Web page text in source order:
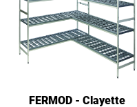
FERMOD - Clayette